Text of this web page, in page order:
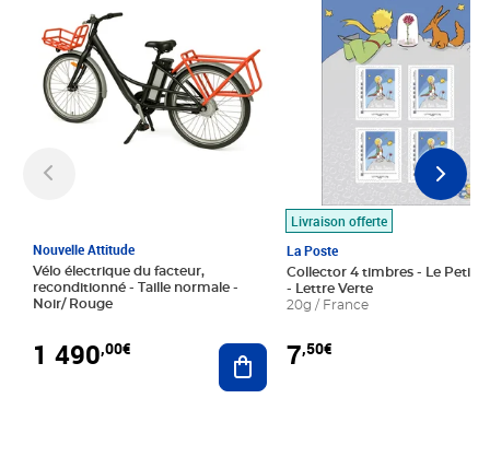
Nouvelle Attitude
Vélo électrique du facteur,
reconditionné - Taille normale -
Noir/ Rouge
1 490,00€ Ajouter au panier
Livraison offerte
La Poste
Collector 4 timbres - Le Petit
- Lettre Verte
20g / France
7,50€